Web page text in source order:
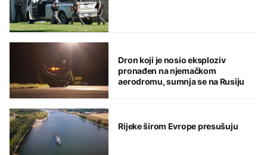
Dron koji je nosio eksploziv
pronađen na njemačkom
aerodromu, sumnja se na Rusiju
Rijeke širom Evrope presušuju